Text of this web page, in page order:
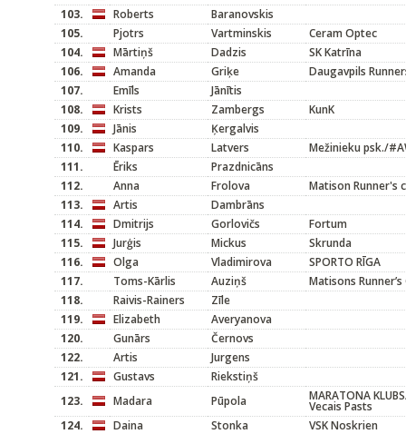
103.
Roberts
Baranovskis
105.
Pjotrs Vartminskis
Ceram Optec
104.
Mārtiņš Dadzis
SK Katrīna
106.
Amanda Griķe
Daugavpils
107.
Emīls
Jānītis
108.
Krists Zambergs
KunK
109.
Jānis
Ķergalvis
110.
Kaspars Latvers
Mežinieku psk./
111.
Ēriks
Prazdnicāns
112.
Anna Frolova
Matison Runner's
113.
Artis
Dambrāns
114.
Dmitrijs Gorlovičs
Fortum
115.
Jurģis Mickus
Skrunda
116.
Olga Vladimirova
SPORTO RĪGA
117.
Toms-Kārlis Auziņš
Matisons Runner’s
118.
Raivis-Rainers
Zīle
119.
Elizabeth
Averyanova
120.
Gunārs
Černovs
122.
Artis
Jurgens
121.
Gustavs
Riekstiņš
123.
Madara Pūpola MARATONA
Vecais Pasts
124.
Daina Stonka
VSK Noskrien